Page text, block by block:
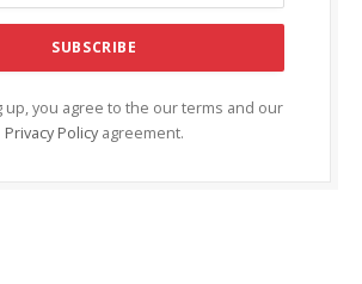
up, you agree to the our terms and our
Privacy Policy agreement.